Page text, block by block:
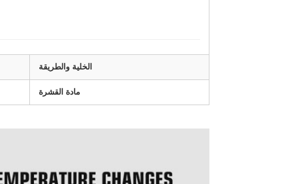
الخلية والطريقة
مادة القشرة